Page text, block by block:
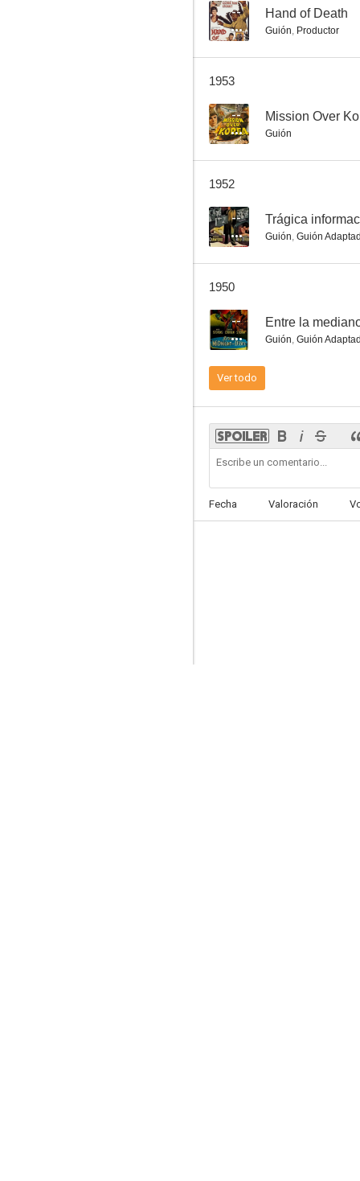
--
-- Hand of Death
Guión, Productor
1953
-- Mission Over
Guión
1952
-- Trágica
Guión, Guión
1950
-- Entre la
Guión, Guión
Ver todo
Fecha Valoración